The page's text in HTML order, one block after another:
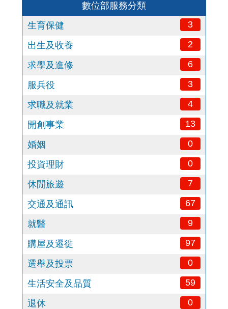
數位部服務分類
生育保健
3
出生及收養 2
求學及進修 6
服兵役 3
求職及就業 4
開創事業 13
婚姻 0
投資理財 0
休閒旅遊 7
交通及通訊 67
就醫 9
購屋及遷徙 97
選舉及投票 0
生活安全及品質 59
退休 0